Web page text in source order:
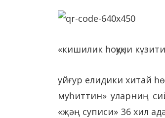
«кишилик һоқуқни
уйғур елидики хитай
муһиттин» уларниң
«җәң суписи» 36 хил